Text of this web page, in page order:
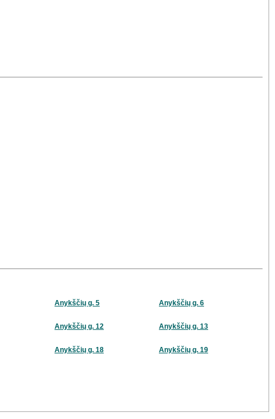
Anykščių g. 5 Anykščių g. 6
Anykščių g. 12 Anykščių g. 13
Anykščių g. 18 Anykščių g. 19